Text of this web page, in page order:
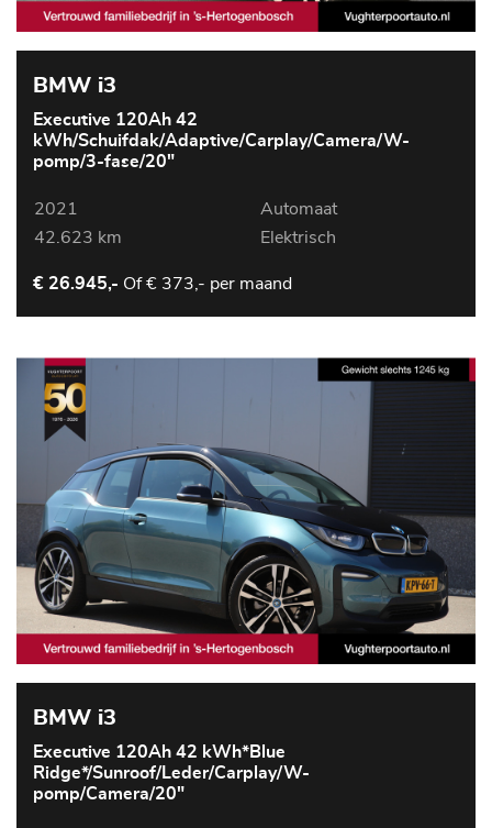
BMW i3
Executive 120Ah 42
kWh/Schuifdak/Adaptive/Carplay/Camera/W-
pomp/3-fase/20"
2021
Automaat
42.623 km
Elektrisch
€ 26.945,- Of€ 373,- per maand
BMW i3
Executive 120Ah 42 kWh*Blue
Ridge*/Sunroof/Leder/Carplay/W-
pomp/Camera/20"